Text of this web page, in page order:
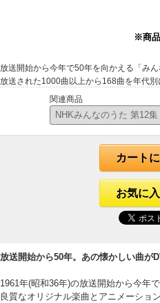
※商
放送開始から今年で50年を向かえる「み
放送された1000曲以上から168曲を年代別
関連商品
カート
お気に
放送開始から50年。あの懐かしい曲が
1961年(昭和36年)の放送開始から今年
良質なオリジナル楽曲とアニメーショ